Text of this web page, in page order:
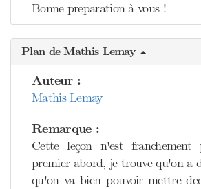
Bonne preparation à vous !
Plan de Mathis Lemay
Auteur :
Mathis Lemay
Remarque :
Cette leçon n'est
premier abord, je trouve qu'on a
qu'on va bien pouvoir mettre